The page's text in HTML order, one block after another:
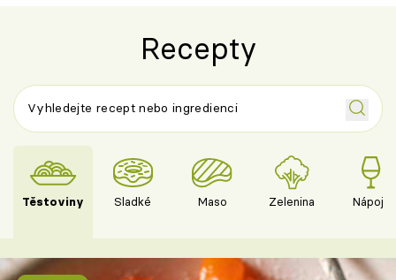
Recepty
Těstoviny Sladké Maso Zelenina Nápoje